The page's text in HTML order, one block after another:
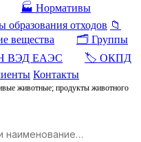
🏭 Нормативы
отходов 📁
вещества
🗂️ Группы
ВЭД ЕАЭС
🏷️ ОКПД
Контакты
животные; продукты животного